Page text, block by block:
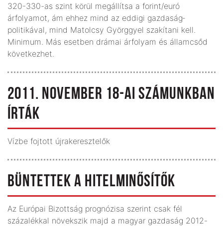
320-330-as szint körül megállítsa a forint/euró
árfolyamot, ám ehhez mind az eddigi gazdaság­
politikával, mind Matolcsy Györggyel szakítani kell.
Minimum. Más esetben drámai árfolyam és államcsőd
következhet.
2011. NOVEMBER 18-AI SZÁMUNKBAN
ÍRTÁK
Vízbe fojtott újrakeresztelők
BÜNTETTEK A HITELMINŐSÍTŐK
Az Európai Bizottság prognózisa szerint csak fél
százalékkal növekszik majd a magyar gazdaság 2012-